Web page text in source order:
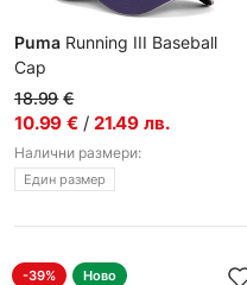
Puma Running III Baseball
Cap
Шапка
18.99 €
10.99 € / 21.49 лв.
Налични размери:
Един размер
-39% Ново